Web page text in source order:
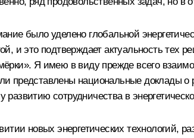
было уделено глобальной
и это подтверждает актуальность тех
Я имею в виду прежде всего
представлены национальные доклады о
развитию сотрудничества в
новых энергетических технологий,